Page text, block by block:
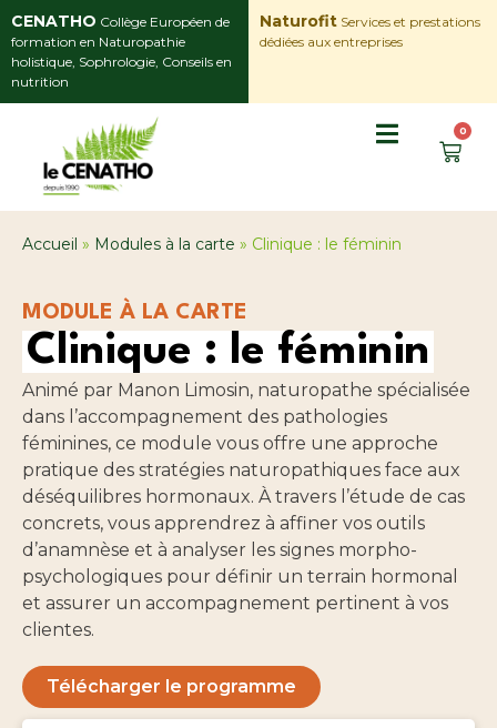
CENATHO Collège Européen de
formation en Naturopathie
holistique, Sophrologie, Conseils en
nutrition
Naturofit Services et prestations
dédiées aux entreprises
0
Accueil » Modules à la carte » Clinique : le féminin
MODULE À LA CARTE
Clinique : le féminin
Animé par Manon Limosin, naturopathe spécialisée
dans l’accompagnement des pathologies
féminines, ce module vous offre une approche
pratique des stratégies naturopathiques face aux
déséquilibres hormonaux. À travers l’étude de cas
concrets, vous apprendrez à affiner vos outils
d’anamnèse et à analyser les signes morpho-
psychologiques pour définir un terrain hormonal
et assurer un accompagnement pertinent à vos
clientes.
Télécharger le programme